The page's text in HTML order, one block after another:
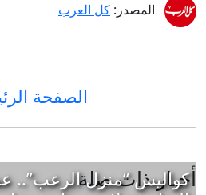
المصدر: كل العرب
الصفحة
أخبار ذات صلة
كواليس “منزل الرعب”..